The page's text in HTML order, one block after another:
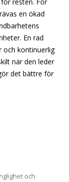
en ökad
En rad
och kontinuerlig
när den leder
det bättre för
och